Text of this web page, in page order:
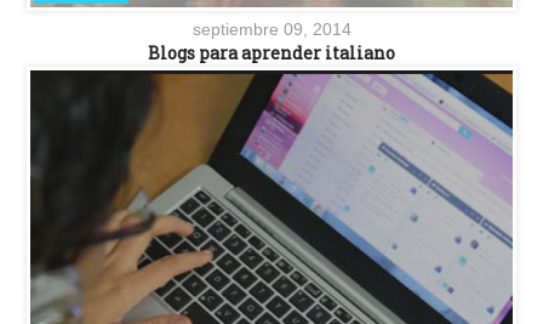
septiembre 09, 2014
Blogs para aprender italiano